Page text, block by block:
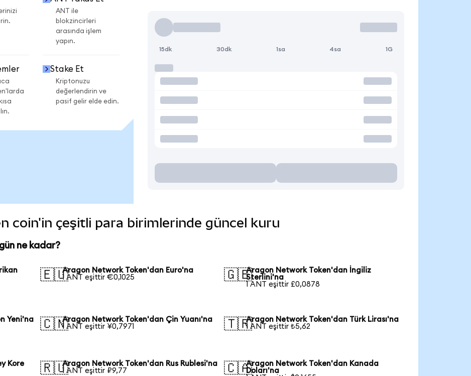
ANT ile
blokzincirleri
arasında işlem
yapın.
Stake Et
Kriptonuzu
değerlendirin ve
pasif gelir elde edin.
15dk 30dk 1sa 4sa 1G
coin'in çeşitli para birimlerinde güncel kuru
ne kadar?
🇪🇺Aragon Network Token'dan Euro'na
1 ANT eşittir €0,1025
🇬🇧Aragon Network Token'dan İngiliz
Sterlini'na
1 ANT eşittir £0,0878
Yeni'na
🇨🇳Aragon Network Token'dan Çin Yuanı'na
1 ANT eşittir ¥0,7971
🇹🇷Aragon Network Token'dan Türk Lirası'na
1 ANT eşittir ₺5,62
Kore
🇷🇺Aragon Network Token'dan Rus Rublesi'na
1 ANT eşittir ₽9,77
🇨🇦Aragon Network Token'dan Kanada
Doları'na